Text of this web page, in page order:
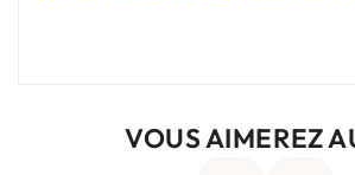
VOUS AIMEREZ